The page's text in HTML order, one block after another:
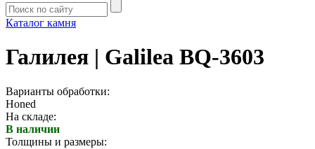
Каталог камня
Галилея | Galilea BQ-3603
Варианты обработки:
Honed
На складе:
В наличии
Толщины и размеры: